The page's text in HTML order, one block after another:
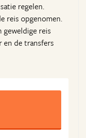
regelen.
reis opgenomen.
geweldige reis
en de transfers